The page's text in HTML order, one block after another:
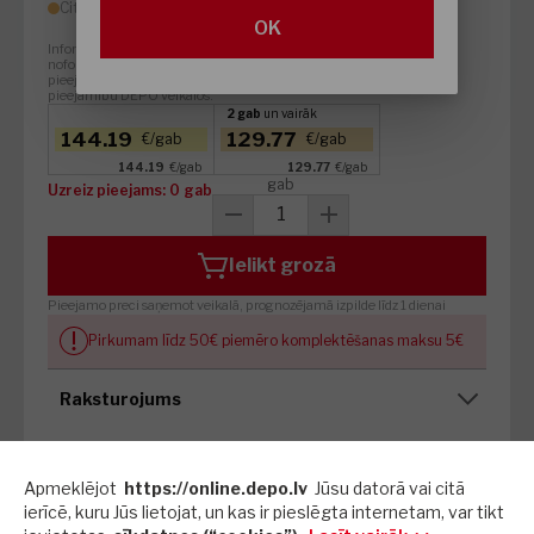
Citā veikalā
Informācija par preču pieejamību attiecināma tikai
noformējot pirkumu DEPO online. DEPO online preču
pieejamība un skaits negarantē attiecīgās preces
pieejamību DEPO veikalos.
144.19 €/gab
144.19 €/gab
2 gab un vairāk
129.77 €/gab
129.77 €/gab
gab
Uzreiz pieejams: 0 gab
Ielikt grozā
Pieejamo preci saņemot veikalā, prognozējamā izpilde līdz 1 dienai
Pirkumam līdz 50€ piemēro komplektēšanas maksu 5€
Raksturojums
Ražotāja artikuls UT25CL
Apmeklējot https://online.depo.lv Jūsu datorā vai citā
ierīcē, kuru Jūs lietojat, un kas ir pieslēgta internetam, var tikt
OK